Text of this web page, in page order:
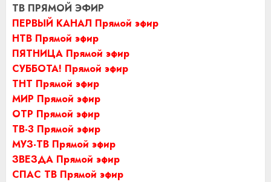
ТВ ПРЯМОЙ ЭФИР
ПЕРВЫЙ КАНАЛ Прямой эфир
НТВ Прямой эфир
ПЯТНИЦА Прямой эфир
СУББОТА! Прямой эфир
ТНТ Прямой эфир
МИР Прямой эфир
ОТР Прямой эфир
ТВ-3 Прямой эфир
МУЗ-ТВ Прямой эфир
ЗВЕЗДА Прямой эфир
СПАС ТВ Прямой эфир